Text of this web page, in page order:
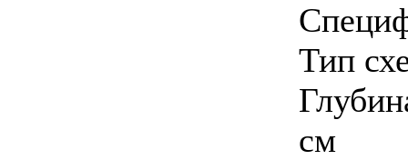
Тип
см